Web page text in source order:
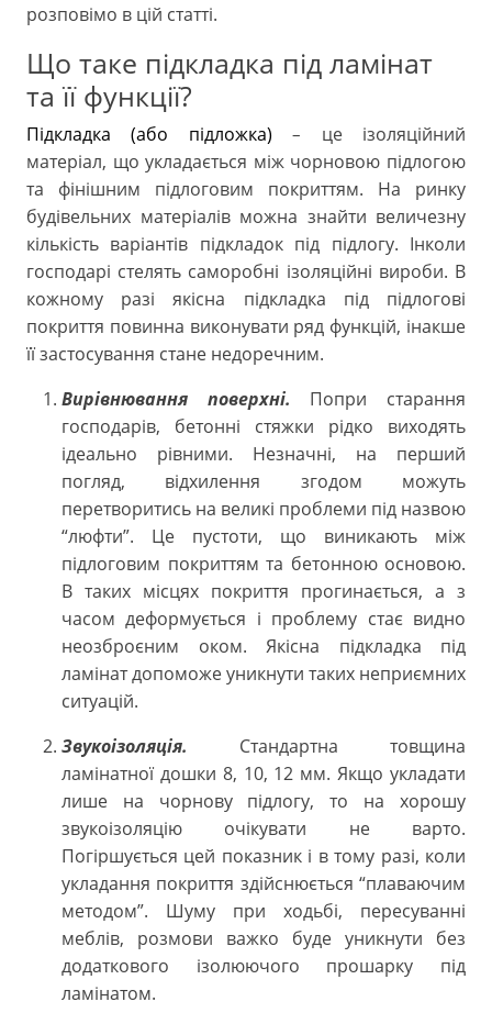
розповімо в цій статті.
Що таке підкладка під ламінат
та її функції?
Підкладка (або підложка) –
це ізоляційний
матеріал, що укладається між чорновою підлогою
та фінішним підлоговим покриттям. На ринку
будівельних матеріалів можна знайти величезну
кількість варіантів підкладок під підлогу. Інколи
господарі стелять саморобні ізоляційні вироби. В
кожному разі якісна підкладка під підлогові
покриття повинна виконувати ряд функцій, інакше
її застосування стане недоречним.
Вирівнювання поверхні. Попри старання
господарів, бетонні стяжки рідко виходять
ідеально рівними. Незначні, на перший
погляд, відхилення згодом можуть
перетворитись на великі проблеми під назвою
“люфти”. Це пустоти, що виникають між
підлоговим покриттям та бетонною основою.
В таких місцях покриття прогинається, а з
часом деформується і проблему стає видно
неозброєним оком. Якісна підкладка під
ламінат допоможе уникнути таких неприємних
ситуацій.
Звукоізоляція. Стандартна товщина
ламінатної дошки 8, 10, 12 мм. Якщо укладати
лише на чорнову підлогу, то на хорошу
звукоізоляцію очікувати не варто.
Погіршується цей показник і в тому разі, коли
укладання покриття здійснюється “плаваючим
методом”. Шуму при ходьбі, пересуванні
меблів, розмови важко буде уникнути без
додаткового ізолюючого прошарку під
ламінатом.